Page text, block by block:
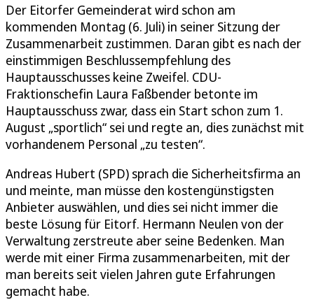
Der Eitorfer Gemeinderat wird schon am
kommenden Montag (6. Juli) in seiner Sitzung der
Zusammenarbeit zustimmen. Daran gibt es nach der
einstimmigen Beschlussempfehlung des
Hauptausschusses keine Zweifel. CDU-
Fraktionschefin Laura Faßbender betonte im
Hauptausschuss zwar, dass ein Start schon zum 1.
August „sportlich“ sei und regte an, dies zunächst mit
vorhandenem Personal „zu testen“.
Andreas Hubert (SPD) sprach die Sicherheitsfirma an
und meinte, man müsse den kostengünstigsten
Anbieter auswählen, und dies sei nicht immer die
beste Lösung für Eitorf. Hermann Neulen von der
Verwaltung zerstreute aber seine Bedenken. Man
werde mit einer Firma zusammenarbeiten, mit der
man bereits seit vielen Jahren gute Erfahrungen
gemacht habe.